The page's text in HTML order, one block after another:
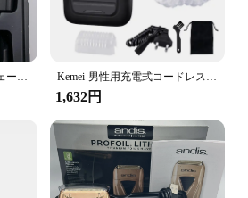
trimmers, reliability is
Makita TP00000099
to last, ensuring that you
most demanding tasks. The
and high-quality materials
making it a reliable addition to
performance and property
needs of both professionals
electric trimmer is a testament to
to quality and excellence.
Andis-男性用の電気バーシェーバー,プロのヘアトリマー,ヘアクリーニング用品,リチウム電池とローズ,オリジナル,17205 Kemei-男性用充電式コードレスシェーバー,電気脱毛器,あごひげシェーバー,多機能,強力,KM-1102
1,632円